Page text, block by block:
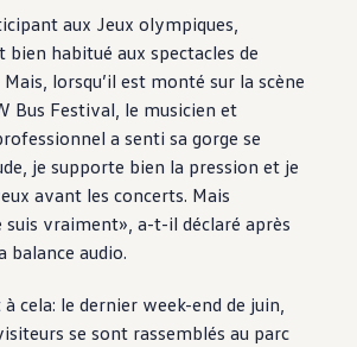
aux Jeux olympiques,
bien habitué aux spectacles de
lorsqu’il est monté sur la scène
Bus Festival, le musicien et
a senti sa gorge se
je supporte bien la pression et je
avant les concerts. Mais
suis vraiment», a-t-il déclaré après
balance audio.
cela: le dernier week-end de juin,
se sont rassemblés au parc